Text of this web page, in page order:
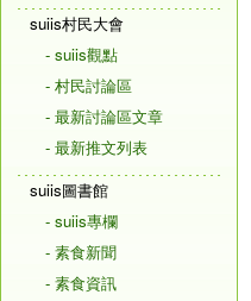
suiis村民大會
- suiis觀點
- 村民討論區
- 最新討論區文章
- 最新推文列表
suiis圖書館
- suiis專欄
- 素食新聞
- 素食資訊